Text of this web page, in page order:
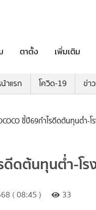
ตาตั้ง เพิ่มเติม
าแรก โควิด-19 ข่า
ชี้ปี69กำไรดีดต้นทุนต่ำ-
ดีดต้นทุนต่ำ-โ
( 08:45 ) 33